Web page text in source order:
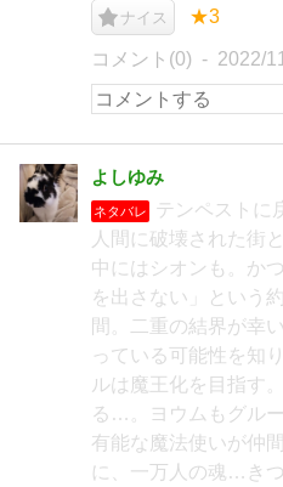
ナイス ★3
コメント(0) 2022/
よしゆみ
ネタバレ
テンペストに
人間に破壊された街
中にはシオンも。か
を出さない」という
間。二重の結界が幸
っている可能性を知
ルは魔王化を目指す
る…。ヨウムもグル
有能な魔法使いが仲
に、一万人の魂…き